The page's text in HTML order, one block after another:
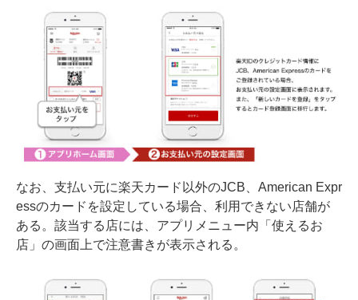
なお、支払い元に楽天カード以外のJCB、American Expr
essのカードを設定している場合、利用できない店舗が
ある。該当する店には、アプリメニュー内「使えるお
店」の画面上で注意書きが表示される。